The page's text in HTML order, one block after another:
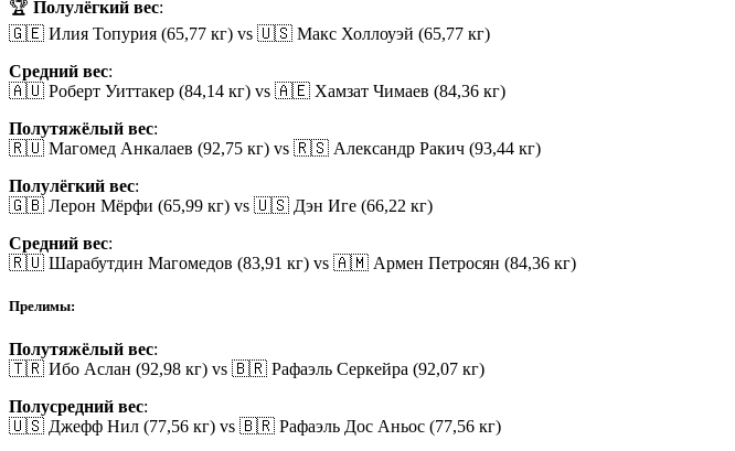
🏆 Полулёгкий вес:
🇬🇪 Илия Топурия (65,77 кг) vs 🇺🇸 Макс Холлоуэй (65,77 кг)
Средний вес:
🇦🇺 Роберт Уиттакер (84,14 кг) vs 🇦🇪 Хамзат Чимаев (84,36 кг)
Полутяжёлый вес:
🇷🇺 Магомед Анкалаев (92,75 кг) vs 🇷🇸 Александр Ракич (93,44 кг)
Полулёгкий вес:
🇬🇧 Лерон Мёрфи (65,99 кг) vs 🇺🇸 Дэн Иге (66,22 кг)
Средний вес:
🇷🇺 Шарабутдин Магомедов (83,91 кг) vs 🇦🇲 Армен Петросян (84,36 кг)
Прелимы:
Полутяжёлый вес:
🇹🇷 Ибо Аслан (92,98 кг) vs 🇧🇷 Рафаэль Серкейра (92,07 кг)
Полусредний вес:
🇺🇸 Джефф Нил (77,56 кг) vs 🇧🇷 Рафаэль Дос Аньос (77,56 кг)